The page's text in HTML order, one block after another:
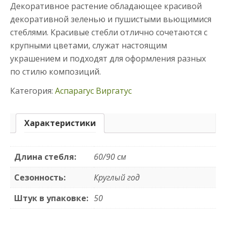
Декоративное растение обладающее красивой
декоративной зеленью и пушистыми вьющимися
стеблями. Красивые стебли отлично сочетаются с
крупными цветами, служат настоящим
украшением и подходят для оформления разных
по стилю композиций.
Категория: Аспарагус Виргатус
Характеристики
Длина стебля:
60/90 см
Сезонность:
Круглый год
Штук в упаковке: 50